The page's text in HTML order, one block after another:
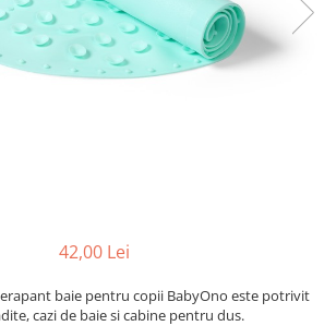
Light 50x70
silicon
42,00 Lei
baie pentru copii BabyOno este potrivit
cazi de baie si cabine pentru dus.